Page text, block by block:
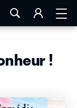
LA ROCHELLE
!